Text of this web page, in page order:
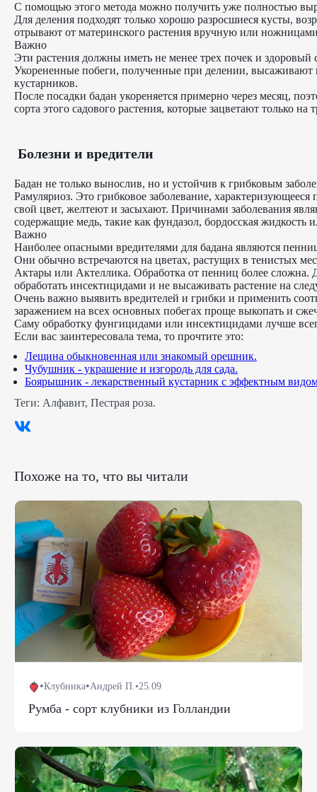
С помощью этого метода можно получить уже полностью
Для деления подходят только хорошо разросшиеся кусты,
отрывают от материнского растения вручную или
Важно
Эти растения должны иметь не менее трех почек и здоровый
Укорененные побеги, полученные при делении, высаживают
кустарников.
После посадки бадан укореняется примерно через месяц,
сорта этого садового растения, которые зацветают только
Болезни и вредители
Бадан не только вынослив, но и устойчив к грибковым
Рамуляриоз. Это грибковое заболевание,
свой цвет, желтеют и засыхают. Причинами заболевания
содержащие медь, такие как фундазол, бордосская жидкость
Важно
Наиболее опасными вредителями для бадана являются
Они обычно встречаются на цветах, растущих в тенистых
Актары или Актеллика. Обработка от пенниц более сложна.
обработать инсектицидами и не высаживать растение на
Очень важно выявить вредителей и грибки и применить
заражением на всех основных побегах проще выкопать и
Саму обработку фунгицидами или инсектицидами лучше
Если вас заинтересовала тема, то прочтите это:
Лещина обыкновенная или знакомый орешник.
Чубушник - украшение и изгородь для сада.
Боярышник - лекарственный кустарник с эффектным
Теги: Алфавит, Пестрая роза.
Похоже на то, что вы читали
•Клубника•Андрей П.•25.09
Румба - сорт клубники из Голландии